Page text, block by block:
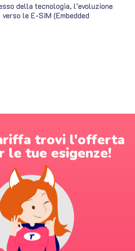
della tecnologia, l’evoluzione
le E-SIM (Embedded
trovi l'offerta
le tue esigenze!